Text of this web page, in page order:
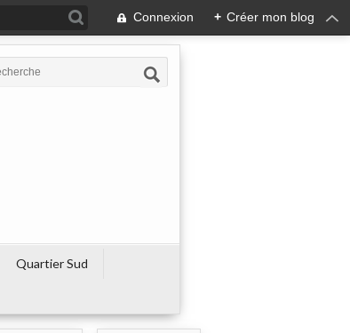
Connexion + Créer mon blog
Quartier Sud